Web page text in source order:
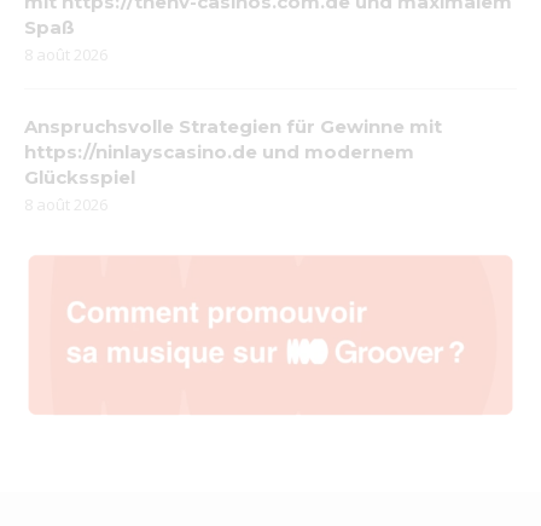
Spaß
8 août 2026
Anspruchsvolle Strategien für Gewinne mit
https://ninlayscasino.de und modernem
Glücksspiel
8 août 2026